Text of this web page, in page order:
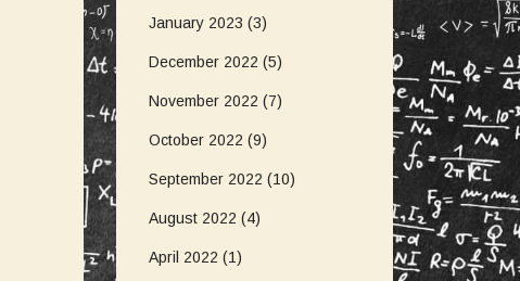
January 2023 (3)
December 2022 (5)
November 2022 (7)
October 2022 (9)
September 2022 (10)
August 2022 (4)
April 2022 (1)